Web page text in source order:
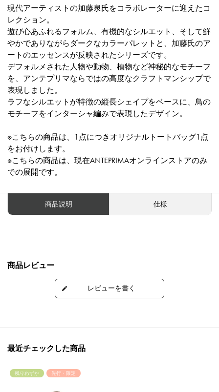
現代アーティストの加藤泉氏をコラボレーターに迎えたコ
レクション。
遊び心あふれるフォルム、有機的なシルエット、そして鮮
やかでありながらダークなカラーパレットと、加藤氏のア
ートのエッセンスが反映されたシリーズです。
デフォルメされた人物や動物、植物など神秘的なモチーフ
を、アンテプリマならではの高度なクラフトマンシップで
表現しました。
ラフなシルエットが特徴の縦長シェイプをベースに、鳥の
モチーフをインターシャ編みで表現したデザイン。
※こちらの商品は、1点につきオリジナルトートバッグ1点
をお付けします。
※こちらの商品は、現在ANTEPRIMAオンラインストアのみ
での展開です。
商品説明 仕様
商品レビュー
最近チェックした商品
残りわずか 先行・限定